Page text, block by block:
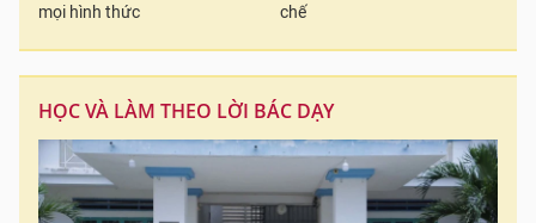
mọi hình thức
chế
HỌC VÀ LÀM THEO LỜI BÁC DẠY